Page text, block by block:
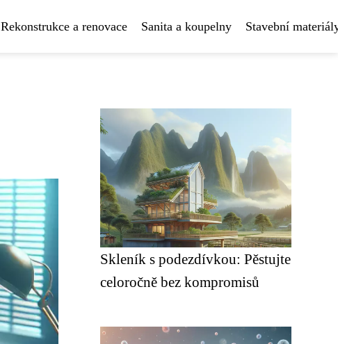
Rekonstrukce a renovace Sanita a koupelny Stavební
Skleník s podezdívkou: Pěstujte
celoročně bez kompromisů